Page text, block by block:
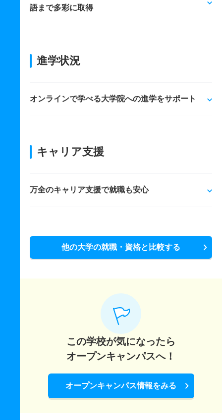
語まで多彩に取得
進学状況
オンラインで学べる大学院への進学をサポート
キャリア支援
万全のキャリア支援で就職も安心
他の大学の就職・資格と比較する
この学校が気になったら
オープンキャンパスへ！
オープンキャンパス情報をみる